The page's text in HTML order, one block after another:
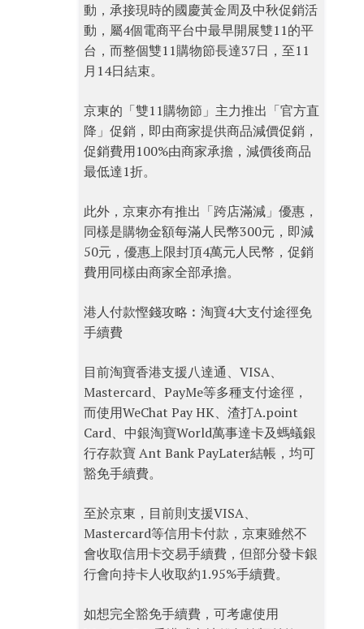
動，承接現時的國慶黃金周及中秋促銷活
動，屬4個電商平台中最早開展雙11的平
台，而整個雙11購物節長達37日，至11
月14日結束。
京東的「雙11購物節」主力推出「官方直
降」促銷，即由商家提供商品減價促銷，
促銷費用100%由商家承擔，減價後商品
最低達1折。
此外，京東亦有推出「跨店滿減」優惠，
同樣是購物金額每滿人民幣300元，即減
50元，優惠上限封頂4萬元人民幣，促銷
費用同樣由商家全部承擔。
港人付款慳錢攻略︰淘寶4大支付途徑免
手續費
目前淘寶香港支援八達通、VISA、
Mastercard、PayMe等多種支付途徑，
而使用WeChat Pay HK、渣打A.point
Card、中銀淘寶World萬事達卡及螞蟻銀
行存款寶 Ant Bank PayLater結帳，均可
豁免手續費。
至於京東，目前則支援VISA、
Mastercard等信用卡付款，京東雖然不
會收取信用卡交易手續費，但部分發卡銀
行會向持卡人收取約1.95%手續費。
如想完全豁免手續費，可考慮使用